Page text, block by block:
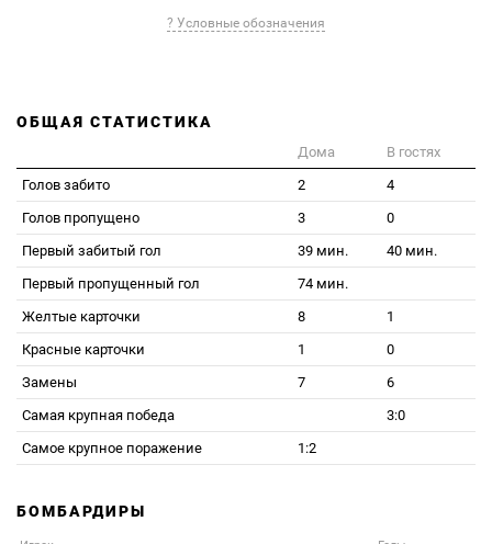
? Условные обозначения
ОБЩАЯ СТАТИСТИКА
Дома
В гостях
Голов забито
2
4
Голов пропущено
3
0
Первый забитый гол
39 мин.
40 мин.
Первый пропущенный гол
74 мин.
Желтые карточки
8
1
Красные карточки
1
0
Замены
7
6
Самая крупная победа
3:0
Самое крупное поражение
1:2
БОМБАРДИРЫ